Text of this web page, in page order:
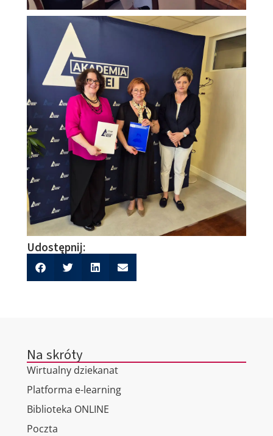
Udostępnij:
Na skróty
Wirtualny dziekanat
Platforma e-learning
Biblioteka ONLINE
Poczta